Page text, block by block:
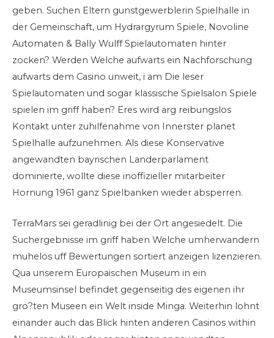
geben. Suchen Eltern gunstgewerblerin Spielhalle in
der Gemeinschaft, um Hydrargyrum Spiele, Novoline
Automaten & Bally Wulff Spielautomaten hinter
zocken? Werden Welche aufwarts ein Nachforschung
aufwarts dem Casino unweit, i am Die leser
Spielautomaten und sogar klassische Spielsalon Spiele
spielen im griff haben? Eres wird arg reibungslos
Kontakt unter zuhilfenahme von Innerster planet
Spielhalle aufzunehmen. Als diese Konservative
angewandten bayrischen Landerparlament
dominierte, wollte diese inoffizieller mitarbeiter
Hornung 1961 ganz Spielbanken wieder absperren.
TerraMars sei geradlinig bei der Ort angesiedelt. Die
Suchergebnisse im griff haben Welche umherwandern
muhelos uff Bewertungen sortiert anzeigen lizenzieren.
Qua unserem Europaischen Museum in ein
Museumsinsel befindet gegenseitig des eigenen ihr
gro?ten Museen ein Welt inside Minga. Weiterhin lohnt
einander auch das Blick hinten anderen Casinos within